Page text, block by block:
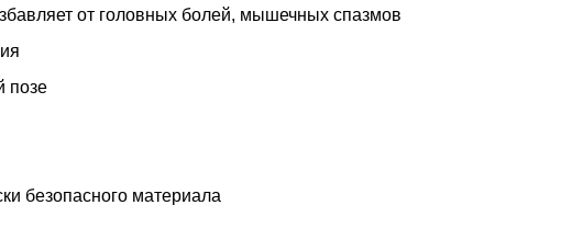
от головных болей, мышечных спазмов
позе
безопасного материала